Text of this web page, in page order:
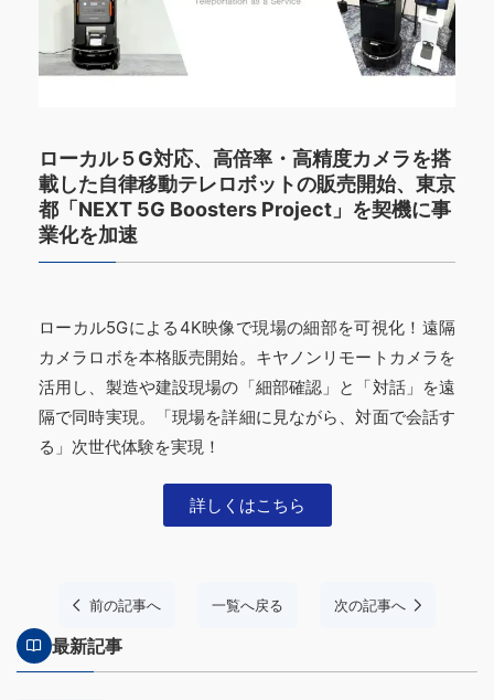
ローカル５G対応、高倍率・高精度カメラを搭
載した自律移動テレロボットの販売開始、東京
都「NEXT 5G Boosters Project」を契機に事
業化を加速
ローカル5Gによる4K映像で現場の細部を可視化！遠隔
カメラロボを本格販売開始。キヤノンリモートカメラを
活用し、製造や建設現場の「細部確認」と「対話」を遠
隔で同時実現。「現場を詳細に見ながら、対面で会話す
る」次世代体験を実現！
詳しくはこちら
前の記事へ 一覧へ戻る 次の記事へ
最新記事